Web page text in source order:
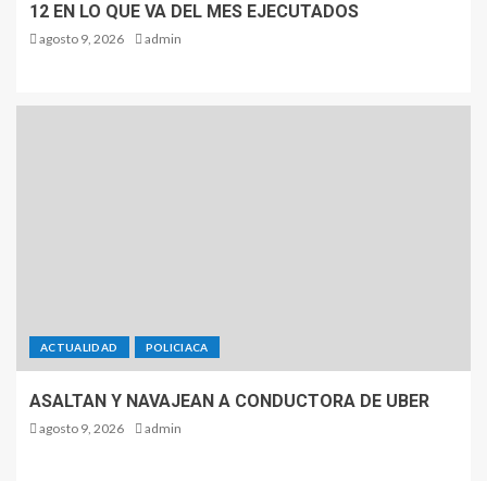
12 EN LO QUE VA DEL MES EJECUTADOS
agosto 9, 2026 admin
ACTUALIDAD POLICIACA
ASALTAN Y NAVAJEAN A CONDUCTORA DE UBER
agosto 9, 2026 admin